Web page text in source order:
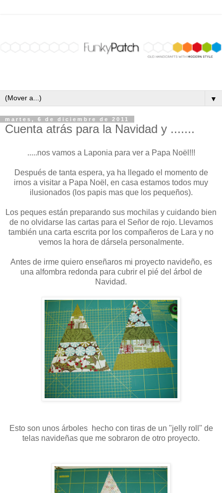
▼
martes, 6 de diciembre de 2011
Cuenta atrás para la Navidad y .......
.....nos vamos a Laponia para ver a Papa Noël!!!
Después de tanta espera, ya ha llegado el momento de
irnos a visitar a Papa Noël, en casa estamos todos muy
ilusionados (los papis mas que los pequeños).
Los peques están preparando sus mochilas y cuidando bien
de no olvidarse las cartas para el Señor de rojo. Llevamos
también una carta escrita por los compañeros de Lara y no
vemos la hora de dársela personalmente.
Antes de irme quiero enseñaros mi proyecto navideño, es
una alfombra redonda para cubrir el pié del árbol de
Navidad.
Esto son unos árboles hecho con tiras de un "jelly roll" de
telas navideñas que me sobraron de otro proyecto.